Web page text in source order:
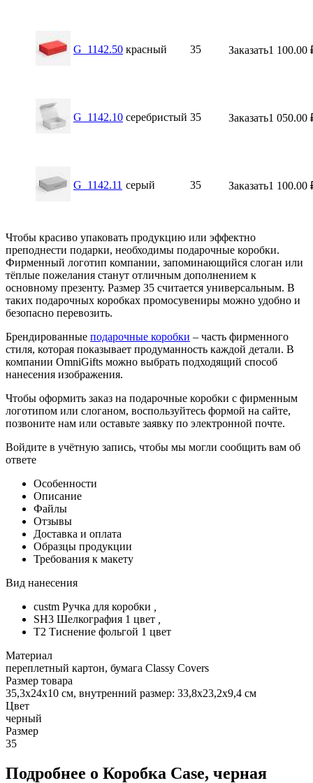
G_1142.50 красный 35 Заказать1 100.00
G_1142.10 серебристый 35 Заказать1 050.00
G_1142.11 серый 35 Заказать1 100.00
Чтобы красиво упаковать продукцию или эффектно
преподнести подарки, необходимы подарочные коробки.
Фирменный логотип компании, запоминающийся слоган или
тёплые пожелания станут отличным дополнением к
основному презенту. Размер 35 считается универсальным. В
таких подарочных коробках промосувениры можно удобно и
безопасно перевозить.
Брендированные подарочные коробки – часть фирменного
стиля, которая показывает продуманность каждой детали. В
компании OmniGifts можно выбрать подходящий способ
нанесения изображения.
Чтобы оформить заказ на подарочные коробки с фирменным
логотипом или слоганом, воспользуйтесь формой на сайте,
позвоните нам или оставьте заявку по электронной почте.
Войдите в учётную запись, чтобы мы могли сообщить вам об
ответе
Особенности
Описание
Файлы
Отзывы
Доставка и оплата
Образцы продукции
Требования к макету
Вид нанесения
custm Ручка для коробки
SH3 Шелкография 1 цвет
T2 Тиснение фольгой 1 цвет
Материал
переплетный картон, бумага Classy Covers
Размер товара
35,3х24х10 см, внутренний размер: 33,8х23,2х9,4 см
Цвет
черный
Размер
35
Подробнее о Коробка Case, черная